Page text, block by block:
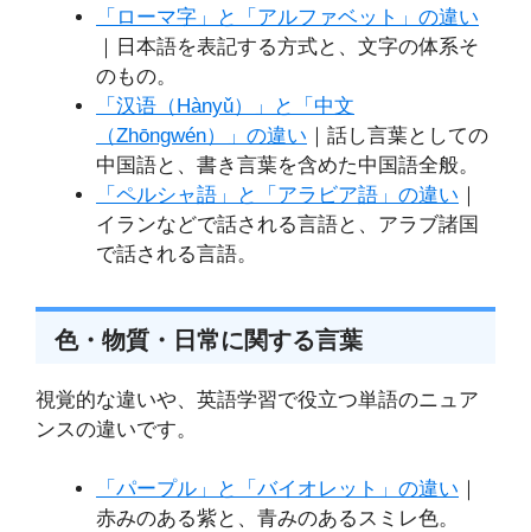
「ローマ字」と「アルファベット」の違い
｜日本語を表記する方式と、文字の体系そ
のもの。
「汉语（Hànyǔ）」と「中文
（Zhōngwén）」の違い ｜話し言葉としての
中国語と、書き言葉を含めた中国語全般。
「ペルシャ語」と「アラビア語」の違い ｜
イランなどで話される言語と、アラブ諸国
で話される言語。
色・物質・日常に関する言葉
視覚的な違いや、英語学習で役立つ単語のニュア
ンスの違いです。
「パープル」と「バイオレット」の違い ｜
赤みのある紫と、青みのあるスミレ色。